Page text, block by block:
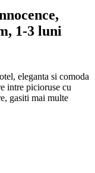
1-3 luni
eleganta si comoda
intre picioruse cu
gasiti mai multe